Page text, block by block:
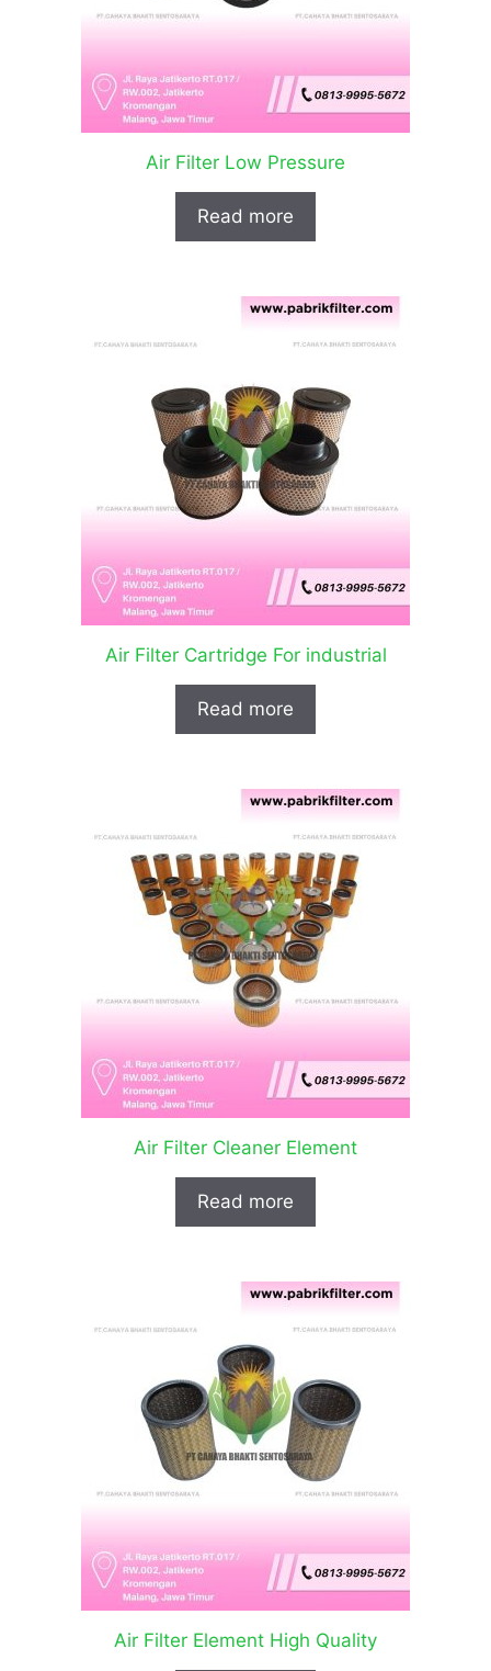
Air Filter Low Pressure
Read more
Air Filter Cartridge For industrial
Read more
Air Filter Cleaner Element
Read more
Air Filter Element High Quality